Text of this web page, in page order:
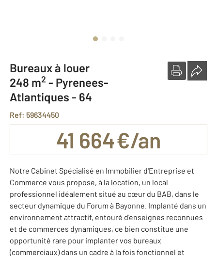
Bureaux à louer
248 m2 - Pyrenees-
Atlantiques - 64
Ref: 59634450
41 664 €/an
Notre Cabinet Spécialisé en Immobilier d'Entreprise et
Commerce vous propose, à la location, un local
professionnel idéalement situé au cœur du BAB, dans le
secteur dynamique du Forum à Bayonne. Implanté dans un
environnement attractif, entouré d'enseignes reconnues
et de commerces dynamiques, ce bien constitue une
opportunité rare pour implanter vos bureaux
(commerciaux) dans un cadre à la fois fonctionnel et